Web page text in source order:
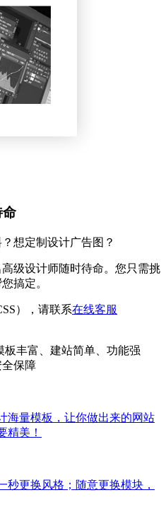
命
想定制设计广告图？
级设计师随时待命。您只需挑
搞定。
），请联系在线客服
板丰富、建站简单、功能强
保障
海量模板，让你做出来的网站
精美！
秒更换风格；随意更换模块，